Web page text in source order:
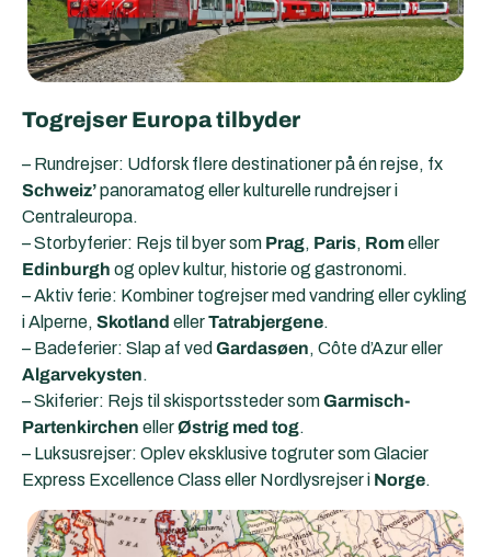
Togrejser Europa tilbyder
– Rundrejser: Udforsk flere destinationer på én rejse, fx
Schweiz’panoramatog eller kulturelle rundrejser i
Centraleuropa.
– Storbyferier: Rejs til byer som Prag, Paris, Romeller
Edinburgh og oplev kultur, historie og gastronomi.
– Aktiv ferie: Kombiner togrejser med vandring eller cykling
i Alperne, Skotland ellerTatrabjergene.
– Badeferier: Slap af ved Gardasøen, Côte d’Azur eller
Algarvekysten.
– Skiferier: Rejs til skisportssteder somGarmisch-
Partenkirchen ellerØstrig med tog.
– Luksusrejser: Oplev eksklusive togruter som Glacier
Express Excellence Class eller Nordlysrejser i Norge.